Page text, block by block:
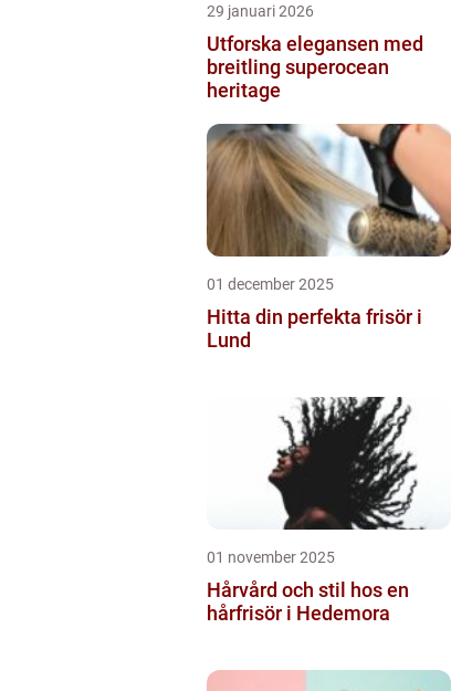
29 januari 2026
Utforska elegansen med
breitling superocean
heritage
01 december 2025
Hitta din perfekta frisör i
Lund
01 november 2025
Hårvård och stil hos en
hårfrisör i Hedemora